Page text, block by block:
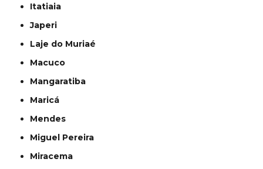
Itatiaia
Japeri
Laje do Muriaé
Macuco
Mangaratiba
Maricá
Mendes
Miguel Pereira
Miracema